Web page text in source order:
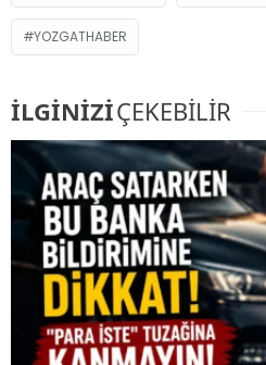
YOZGATHABER
İLGİNİZİÇEKEBİLİR